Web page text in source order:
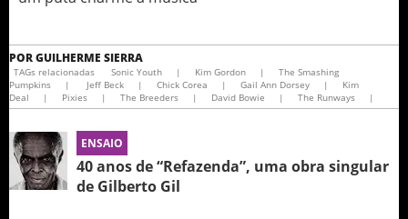
PORGUILHERME SIERRA
TAGs relacionadas Sonic Youth | Kim Gordon |
The Smashing
Pumpkins
| Jeff Beck | Chick Corea | Gail Ann Dorsey |
Kim
Deal
| Pixies | The Breeders | David Bowie | The Runways |
ENSAIO
40 anos de “Refazenda”, uma obra singular
de Gilberto Gil